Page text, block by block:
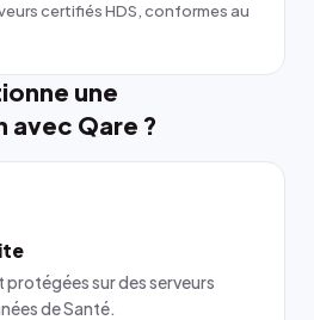
certifiés HDS, conformes au
une
Qare ?
sur des serveurs
de Santé.